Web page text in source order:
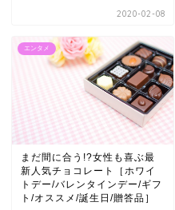
2020-02-08
エンタメ
まだ間に合う!?女性も喜ぶ最
新人気チョコレート［ホワイ
トデー/バレンタインデー/ギフ
ト/オススメ/誕生日/贈答品］